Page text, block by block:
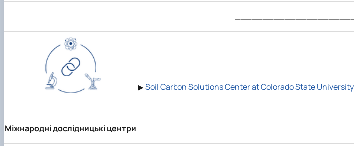
Міжнародні дослідницькі центри
▶Soil Carbon Solutions Center at Colorado State University